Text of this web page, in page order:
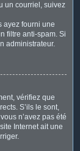
un courriel, suivez
ayez fourni une
filtre anti-spam. Si
administrateur.
vérifiez que
S’ils le sont,
n’avez pas été
Internet ait une